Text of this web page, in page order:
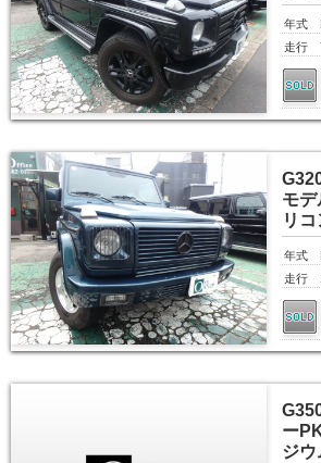
年式
走行
モ
リ
年式
走行
ー
ジウ